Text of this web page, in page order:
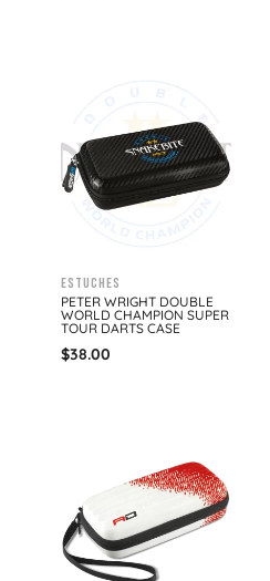
Estuches
PETER WRIGHT DOUBLE
WORLD CHAMPION SUPER
TOUR DARTS CASE
$38.00